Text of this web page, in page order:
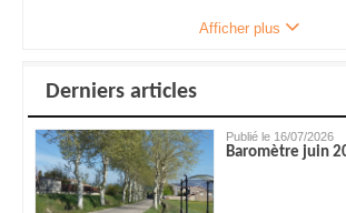
Afficher plus
Derniers articles
Publié le 16/07/2026
Baromètre juin